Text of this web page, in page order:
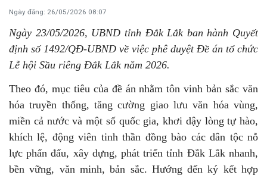
Ngày đăng: 26/05/2026 08:07
Ngày 23/05/2026, UBND tỉnh Đắk Lắk ban hành Quyết
định số 1492/QĐ-UBND về việc phê duyệt Đề án tổ chức
Lễ hội Sầu riêng Đắk Lắk năm 2026.
Theo đó, mục tiêu của đề án nhằm tôn vinh bản sắc văn
hóa truyền thống, tăng cường giao lưu văn hóa vùng,
miền cả nước và một số quốc gia, khơi dậy lòng tự hào,
khích lệ, động viên tinh thần đồng bào các dân tộc nỗ
lực phấn đấu, xây dựng, phát triển tỉnh Đắk Lắk nhanh,
bền vững, văn minh, bản sắc. Hướng đến ký kết hợp